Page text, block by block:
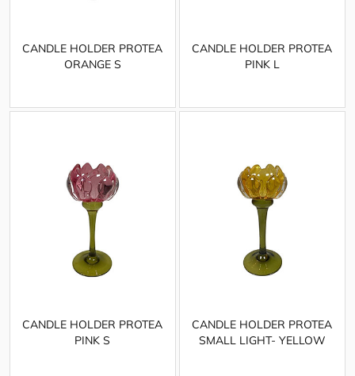
CANDLE HOLDER PROTEA
ORANGE S
CANDLE HOLDER PROTEA
PINK L
CANDLE HOLDER PROTEA
PINK S
CANDLE HOLDER PROTEA
SMALL LIGHT- YELLOW